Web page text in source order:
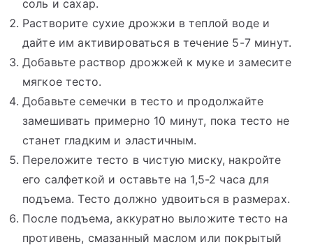
соль и сахар.
Растворите сухие дрожжи в теплой воде и
дайте им активироваться в течение 5-7 минут.
Добавьте раствор дрожжей к муке и замесите
мягкое тесто.
Добавьте семечки в тесто и продолжайте
замешивать примерно 10 минут, пока тесто не
станет гладким и эластичным.
Переложите тесто в чистую миску, накройте
его салфеткой и оставьте на 1,5-2 часа для
подъема. Тесто должно удвоиться в размерах.
После подъема, аккуратно выложите тесто на
противень, смазанный маслом или покрытый